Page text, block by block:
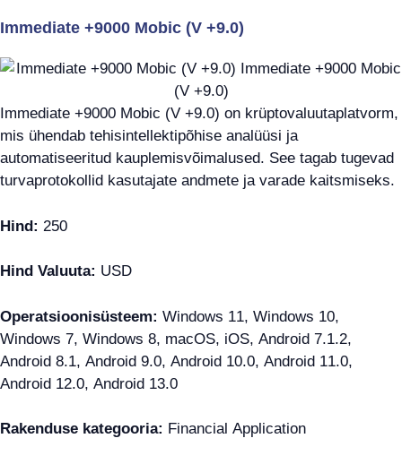
Immediate +9000 Mobic (V +9.0)
Immediate +9000 Mobic (V +9.0) on krüptovaluutaplatvorm,
mis ühendab tehisintellektipõhise analüüsi ja
automatiseeritud kauplemisvõimalused. See tagab tugevad
turvaprotokollid kasutajate andmete ja varade kaitsmiseks.
Hind: 250
Hind Valuuta: USD
Operatsioonisüsteem: Windows 11, Windows 10,
Windows 7, Windows 8, macOS, iOS, Android 7.1.2,
Android 8.1, Android 9.0, Android 10.0, Android 11.0,
Android 12.0, Android 13.0
Rakenduse kategooria: Financial Application